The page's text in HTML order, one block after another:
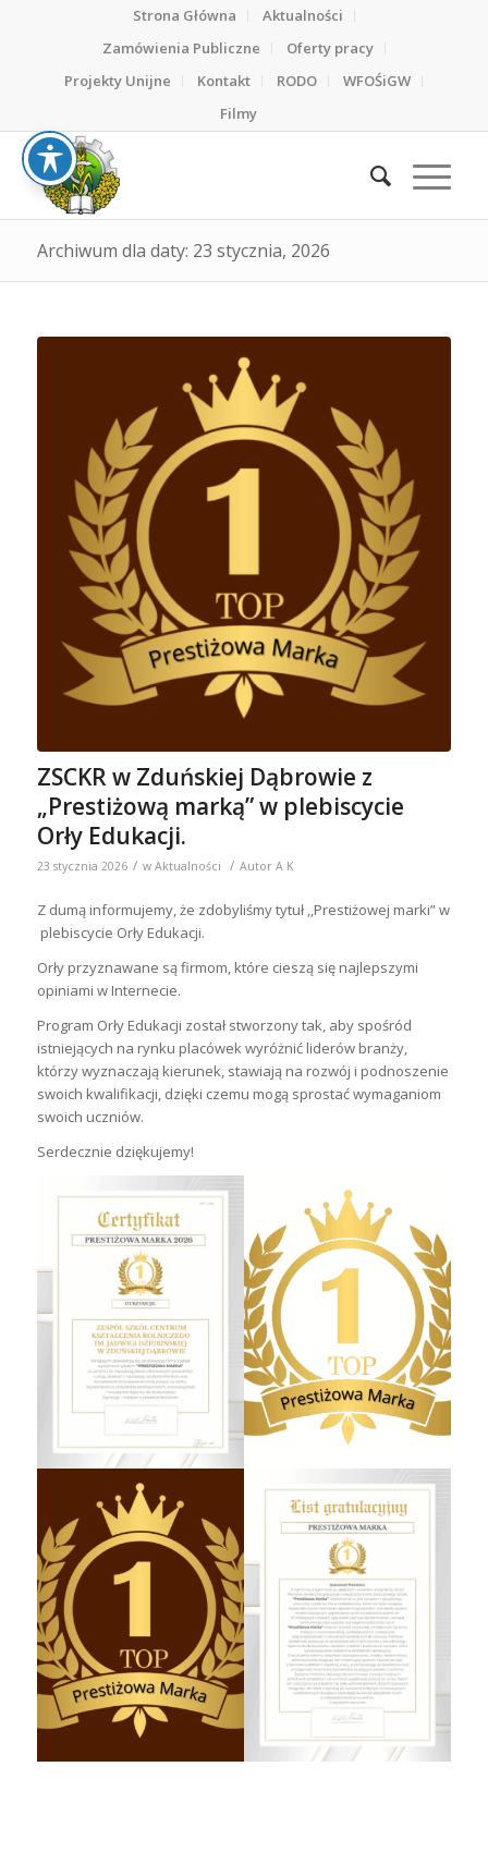
Strona Główna
Aktualności
Zamówienia Publiczne
Oferty pracy
Projekty Unijne
Kontakt RODO
WFOŚiGW
Filmy
Archiwum dla daty: 23 stycznia, 2026
ZSCKR w Zduńskiej Dąbrowie z
„Prestiżową marką” w plebiscycie
Orły Edukacji.
23 stycznia 2026 / w Aktualności / Autor A K
Z dumą informujemy, że zdobyliśmy tytuł ,,Prestiżowej marki” w
plebiscycie Orły Edukacji.
Orły przyznawane są firmom, które cieszą się najlepszymi
opiniami w Internecie.
Program Orły Edukacji został stworzony tak, aby spośród
istniejących na rynku placówek wyróżnić liderów branży,
którzy wyznaczają kierunek, stawiają na rozwój i podnoszenie
swoich kwalifikacji, dzięki czemu mogą sprostać wymaganiom
swoich uczniów.
Serdecznie dziękujemy!